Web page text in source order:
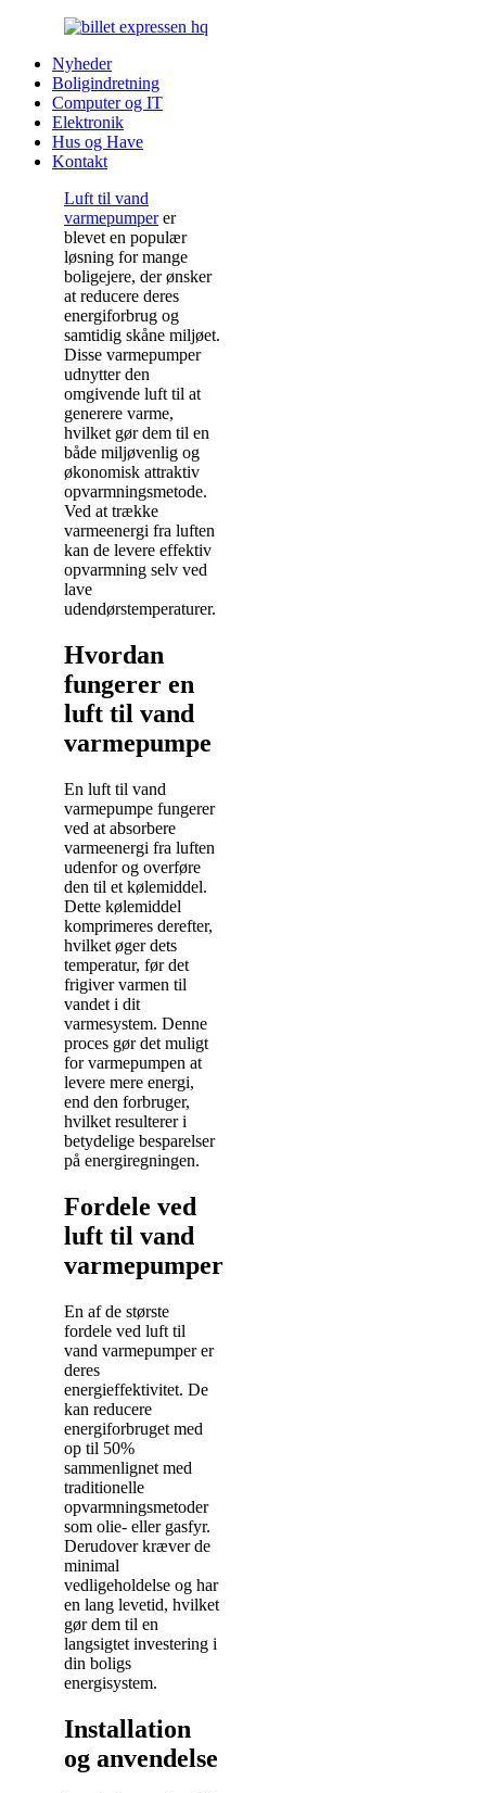
Nyheder
Boligindretning
Computer og IT
Elektronik
Hus og Have
Kontakt
Luft til vand
varmepumperer
blevet en populær
løsning for mange
boligejere, der ønsker
at reducere deres
energiforbrug og
samtidig skåne miljøet.
Disse varmepumper
udnytter den
omgivende luft til at
generere varme,
hvilket gør dem til en
både miljøvenlig og
økonomisk attraktiv
opvarmningsmetode.
Ved at trække
varmeenergi fra luften
kan de levere effektiv
opvarmning selv ved
lave
udendørstemperaturer.
Hvordan
fungerer en
luft til vand
varmepumpe
En luft til vand
varmepumpe fungerer
ved at absorbere
varmeenergi fra luften
udenfor og overføre
den til et kølemiddel.
Dette kølemiddel
komprimeres derefter,
hvilket øger dets
temperatur, før det
frigiver varmen til
vandet i dit
varmesystem. Denne
proces gør det muligt
for varmepumpen at
levere mere energi,
end den forbruger,
hvilket resulterer i
betydelige besparelser
på energiregningen.
Fordele ved
luft til vand
varmepumper
En af de største
fordele ved luft til
vand varmepumper er
deres
energieffektivitet. De
kan reducere
energiforbruget med
op til 50%
sammenlignet med
traditionelle
opvarmningsmetoder
som olie- eller gasfyr.
Derudover kræver de
minimal
vedligeholdelse og har
en lang levetid, hvilket
gør dem til en
langsigtet investering i
din boligs
energisystem.
Installation
og anvendelse